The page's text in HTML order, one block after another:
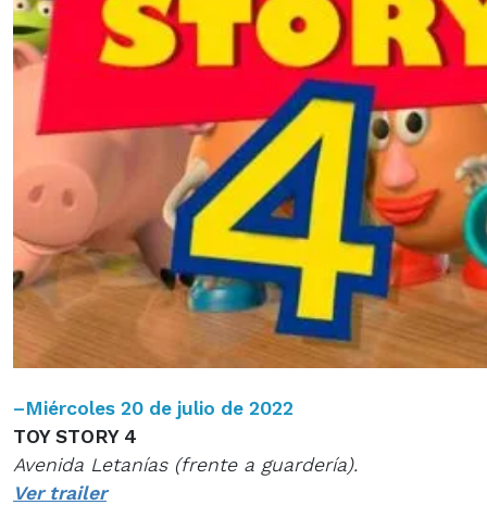
–Miércoles 20 de julio de 2022
TOY STORY 4
Avenida Letanías (frente a guardería).
Ver trailer